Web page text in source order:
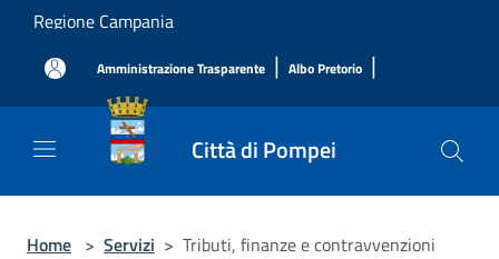
Salta al contenuto principale
Regione Campania
Amministrazione Trasparente | Albo Pretorio |
Città di Pompei
Home > Servizi > Tributi, finanze e contravvenzioni